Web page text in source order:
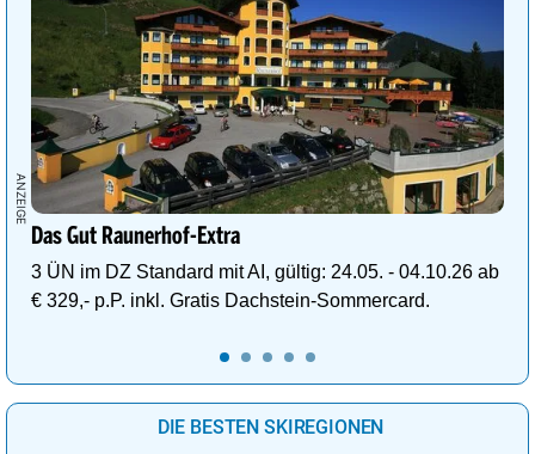
Das Gut Raunerhof-Extra
3 ÜN im DZ Standard mit AI, gültig: 24.05. - 04.10.26 ab
€ 329,- p.P. inkl. Gratis Dachstein-Sommercard.
DIE BESTEN SKIREGIONEN